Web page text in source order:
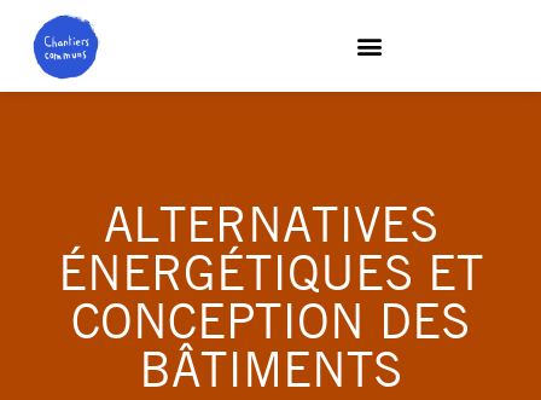
ALTERNATIVES
ÉNERGÉTIQUES ET
CONCEPTION DES
BÂTIMENTS